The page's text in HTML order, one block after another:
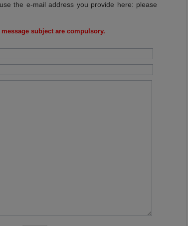
the e-mail address you provide here: please
subject are compulsory.